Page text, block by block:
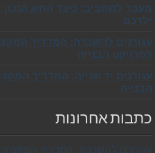
מעבר לתחביב: כיצד החוג
ילדכם
עגורנים להשכרה: המדריך
לפרויקט הבנייה
עגורנים יד שנייה: המדריך
הבנייה
כתבות אחרונות
עגורנים להשכרה: המדריך